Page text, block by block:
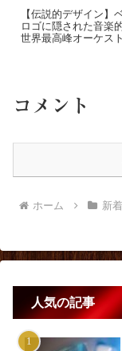
【伝説的デザイン】
ロゴに隠された音楽
世界最高峰オーケス
コメント
ホーム 新
人気の記事